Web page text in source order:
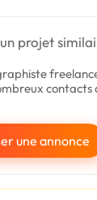
projet
contacts
une annonce